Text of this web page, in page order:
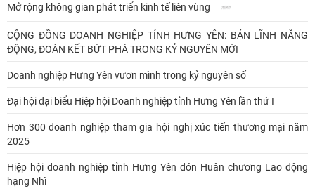
Mở rộng không gian phát triển kinh tế liên vùng
CỘNG ĐỒNG DOANH NGHIỆP TỈNH HƯNG YÊN: BẢN LĨNH NĂNG
ĐỘNG, ĐOÀN KẾT BỨT PHÁ TRONG KỶ NGUYÊN MỚI
Doanh nghiệp Hưng Yên vươn mình trong kỷ nguyên số
Đại hội đại biểu Hiệp hội Doanh nghiệp tỉnh Hưng Yên lần thứ I
Hơn 300 doanh nghiệp tham gia hội nghị xúc tiến thương mại năm
2025
Hiệp hội doanh nghiệp tỉnh Hưng Yên đón Huân chương Lao động
hạng Nhì